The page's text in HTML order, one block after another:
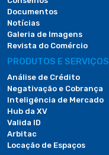
Documentos
Notícias
Galeria de Imagens
Revista do Comércio
PRODUTOS E SERVIÇOS
Análise de Crédito
Negativação e Cobrança
Inteligência de Mercado
Hub da XV
Valida ID
Arbitac
Locação de Espaços